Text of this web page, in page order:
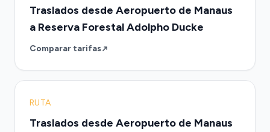
Traslados desde Aeropuerto de Manaus
a Reserva Forestal Adolpho Ducke
Comparar tarifas
RUTA
Traslados desde Aeropuerto de Manaus